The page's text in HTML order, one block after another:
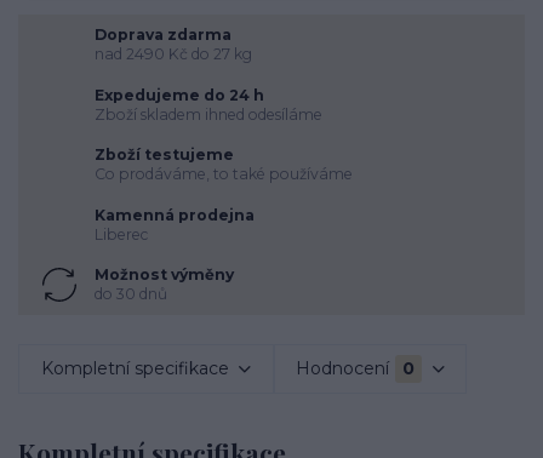
Doprava zdarma
nad 2490 Kč do 27 kg
Expedujeme do 24 h
Zboží skladem ihned odesíláme
Zboží testujeme
Co prodáváme, to také používáme
Kamenná prodejna
Liberec
Možnost výměny
do 30 dnů
Kompletní specifikace Hodnocení 0